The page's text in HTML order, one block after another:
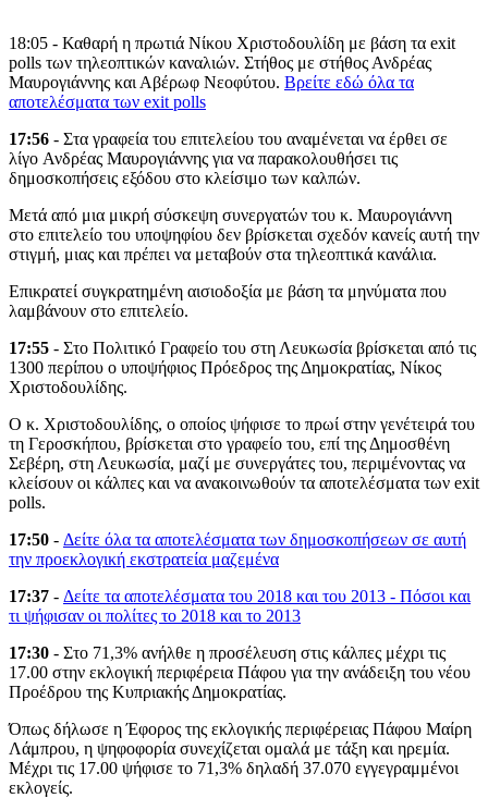
18:05 - Καθαρή η πρωτιά Νίκου Χριστοδουλίδη με βάση τα exit
polls των τηλεοπτικών καναλιών. Στήθος με στήθος Ανδρέας
Μαυρογιάννης και Αβέρωφ Νεοφύτου. Βρείτε εδώ όλα τα
αποτελέσματα των exit polls
17:56 - Στα γραφεία του επιτελείου του αναμένεται να έρθει σε
λίγο Ανδρέας Μαυρογιάννης για να παρακολουθήσει τις
δημοσκοπήσεις εξόδου στο κλείσιμο των καλπών.
Μετά από μια μικρή σύσκεψη συνεργατών του κ. Μαυρογιάννη
στο επιτελείο του υποψηφίου δεν βρίσκεται σχεδόν κανείς αυτή την
στιγμή, μιας και πρέπει να μεταβούν στα τηλεοπτικά κανάλια.
Επικρατεί συγκρατημένη αισιοδοξία με βάση τα μηνύματα που
λαμβάνουν στο επιτελείο.
17:55 - Στο Πολιτικό Γραφείο του στη Λευκωσία βρίσκεται από τις
1300 περίπου ο υποψήφιος Πρόεδρος της Δημοκρατίας, Νίκος
Χριστοδουλίδης.
Ο κ. Χριστοδουλίδης, ο οποίος ψήφισε το πρωί στην γενέτειρά του
τη Γεροσκήπου, βρίσκεται στο γραφείο του, επί της Δημοσθένη
Σεβέρη, στη Λευκωσία, μαζί με συνεργάτες του, περιμένοντας να
κλείσουν οι κάλπες και να ανακοινωθούν τα αποτελέσματα των exit
polls.
17:50 - Δείτε όλα τα αποτελέσματα των δημοσκοπήσεων σε αυτή
την προεκλογική εκστρατεία μαζεμένα
17:37 - Δείτε τα αποτελέσματα του 2018 και του 2013 - Πόσοι και
τι ψήφισαν οι πολίτες το 2018 και το 2013
17:30 - Στο 71,3% ανήλθε η προσέλευση στις κάλπες μέχρι τις
17.00 στην εκλογική περιφέρεια Πάφου για την ανάδειξη του νέου
Προέδρου της Κυπριακής Δημοκρατίας.
Όπως δήλωσε η Έφορος της εκλογικής περιφέρειας Πάφου Μαίρη
Λάμπρου, η ψηφοφορία συνεχίζεται ομαλά με τάξη και ηρεμία.
Μέχρι τις 17.00 ψήφισε το 71,3% δηλαδή 37.070 εγγεγραμμένοι
εκλογείς.